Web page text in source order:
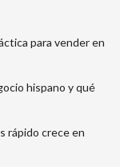
para vender en
hispano y qué
rápido crece en